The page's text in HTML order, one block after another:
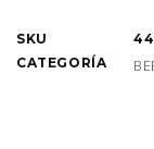
SKU
CATEGORÍA